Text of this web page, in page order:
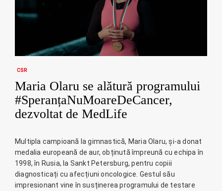
CSR
Maria Olaru se alătură programului
#SperanțaNuMoareDeCancer,
dezvoltat de MedLife
Multipla campioană la gimnastică, Maria Olaru, și-a donat
medalia europeană de aur, obținută împreună cu echipa în
1998, în Rusia, la Sankt Petersburg, pentru copiii
diagnosticați cu afecțiuni oncologice. Gestul său
impresionant vine în susținerea programului de testare